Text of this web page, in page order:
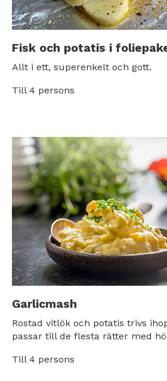
Fisk och potatis i
Allt i ett, superenkelt och gott.
Till 4 persons
Garlicmash
Rostad vitlök och potatis trivs
passar till de flesta rätter med
Till 4 persons